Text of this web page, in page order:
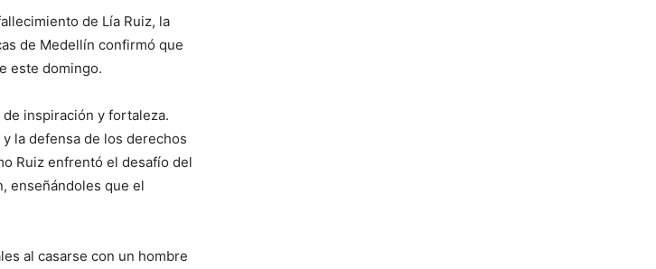
de Lía Ruiz, la
de Medellín confirmó que
este domingo.
de inspiración y fortaleza.
la defensa de los derechos
Ruiz enfrentó el desafío del
enseñándoles que el
al casarse con un hombre